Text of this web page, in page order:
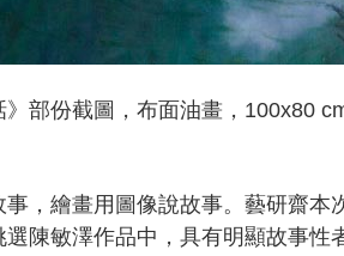
》部份截圖，布面油畫，100x80
事，繪畫用圖像說故事。藝研齋
陳敏澤作品中，具有明顯故事性